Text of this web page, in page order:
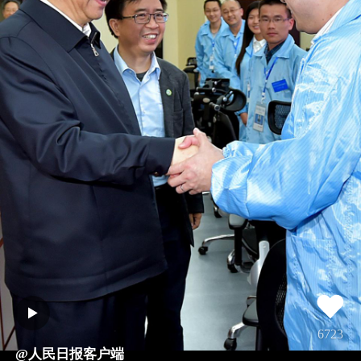
@人民日报客户端
6723